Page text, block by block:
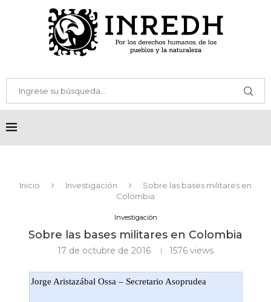
Inicio Investigación
Sobre las bases militares en
Colombia
Investigación
Sobre las bases militares en Colombia
17 de octubre de 2016 1576 views
Jorge Aristazábal Ossa – Secretario Asoprudea